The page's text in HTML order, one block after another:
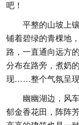
吧！
平整的山坡上
铺着碧绿的青棵地
路，一直通向远方
分布在路旁，煮奶
现……整个气氛呈现
幽幽湖边，风
郁金香花田，阵阵